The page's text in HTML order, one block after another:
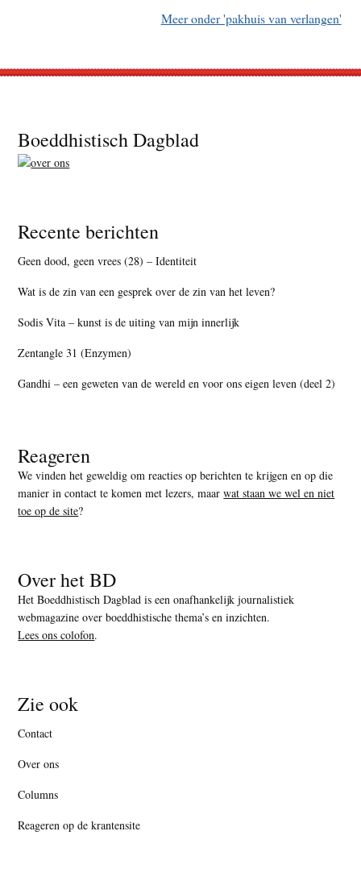
Meer onder 'pakhuis van verlangen'
Footer
Boeddhistisch Dagblad
Recente berichten
Geen dood, geen vrees (28) – Identiteit
Wat is de zin van een gesprek over de zin van het leven?
Sodis Vita – kunst is de uiting van mijn innerlijk
Zentangle 31 (Enzymen)
Gandhi – een geweten van de wereld en voor ons eigen leven (deel 2)
Reageren
We vinden het geweldig om reacties op berichten te krijgen en op die
manier in contact te komen met lezers, maarwat staan we wel en niet
toe op de site?
Over het BD
Het Boeddhistisch Dagblad is een onafhankelijk journalistiek
webmagazine over boeddhistische thema’s en inzichten.
Lees ons colofon.
Zie ook
Contact
Over ons
Columns
Reageren op de krantensite